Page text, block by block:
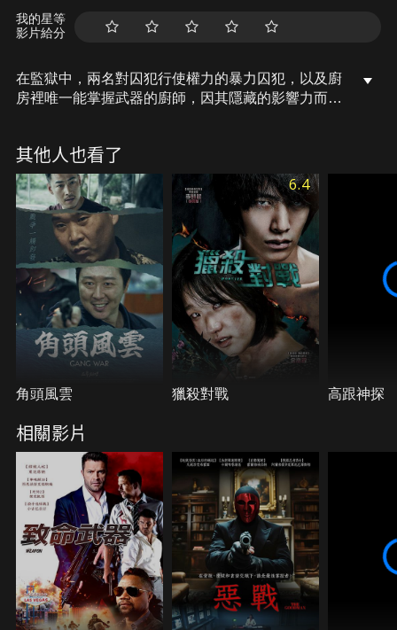
我的星等
影片給分
在監獄中，兩名對囚犯行使權力的暴力囚犯，以及廚
房裡唯一能掌握武器的廚師，因其隱藏的影響力而備
同時，過去有過難堪關係的奇哲從廚房進入牢房，兩
個派系之間的緊張對峙隨即展開。隨著操控監獄的財
閥會長和保安部長的介入，局勢日益緊繃，這場戰鬥
已演變成一場決定誰才是真正的「監獄之王」的爭奪
戰。
其他人也看了
角頭風雲
6.4
獵殺對戰 高跟神探
相關影片